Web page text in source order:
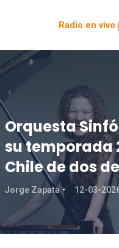
Radio en vivo
Orquesta
su temporada
Chile de dos
Jorge Zapata 12-03-